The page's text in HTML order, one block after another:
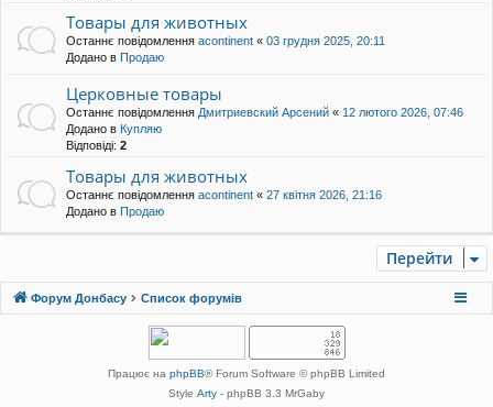
Товары для животных
Останнє повідомлення acontinent « 03 грудня 2025, 20:11
Додано в Продаю
Церковные товары
Останнє повідомлення Дмитриевский Арсений « 12 лютого 2026, 07:46
Додано в Купляю
Відповіді: 2
Товары для животных
Останнє повідомлення acontinent « 27 квітня 2026, 21:16
Додано в Продаю
Перейти
Форум Донбасу Список форумів
Працює на phpBB® Forum Software © phpBB Limited
Style Arty - phpBB 3.3 MrGaby